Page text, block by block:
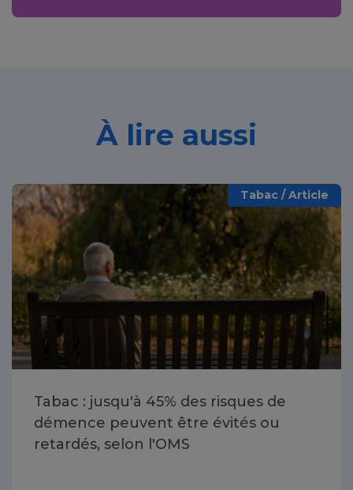
À lire aussi
Tabac / Article
Tabac : jusqu'à 45% des risques de
démence peuvent être évités ou
retardés, selon l'OMS